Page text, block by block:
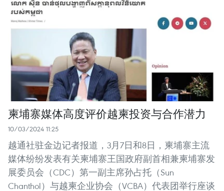
柬埔寨媒体高度评价越柬投资与合作潜力
10/03/2024 11:25
越通社驻金边记者报道，3月7日和8日，柬埔寨主流
媒体纷纷发表有关柬埔寨王国政府副首相兼柬埔寨发
展委员会（CDC）第一副主席孙占托（Sun
Chanthol）与越柬企业协会（VCBA）代表团举行座谈